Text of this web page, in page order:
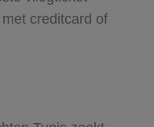
creditcard of